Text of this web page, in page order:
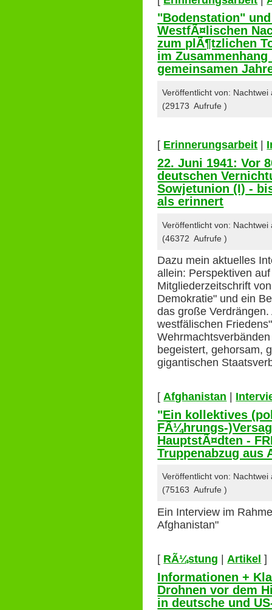
"Bodenstation"
WestfÃ¤lischen
zum plÃ¶tzlichen
im
gemeinsamen
Veröffentlicht von:
(29173 Aufrufe )
[ Erinnerungsarbeit
22. Juni 1941: Vor
deutschen
Sowjetunion (I) -
als erinnert
Veröffentlicht von:
(46372 Aufrufe )
Dazu mein aktuelles
allein: Perspektiven
Mitgliederzeitschrift
Demokratie" und ein
das große
westfälischen
begeistert, gehorsam,
gigantischen
[Afghanistan
"Ein kollektives
FÃ¼hrungs-
HauptstÃ¤dten -
Truppenabzug aus
Veröffentlicht von:
(75163 Aufrufe )
Ein Interview im
Afghanistan"
[ RÃ¼stung |Artikel ]
Informationen +
Drohnen vor dem
in deutsche und